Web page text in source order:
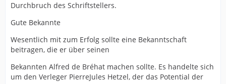
Durchbruch des Schriftstellers.
Gute Bekannte
Wesentlich mit zum Erfolg sollte eine Bekanntschaft
beitragen, die er über seinen
Bekannten Alfred de Bréhat machen sollte. Es handelte sich
um den Verleger PierreJules Hetzel, der das Potential der